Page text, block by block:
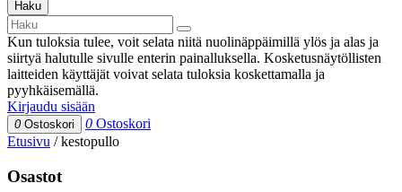
Haku
Kun tuloksia tulee, voit selata niitä nuolinäppäimillä ylös ja alas ja
siirtyä halutulle sivulle enterin painalluksella. Kosketusnäytöllisten
laitteiden käyttäjät voivat selata tuloksia koskettamalla ja
pyyhkäisemällä.
Kirjaudu sisään
0 Ostoskori 0 Ostoskori
Etusivu /kestopullo
Osastot